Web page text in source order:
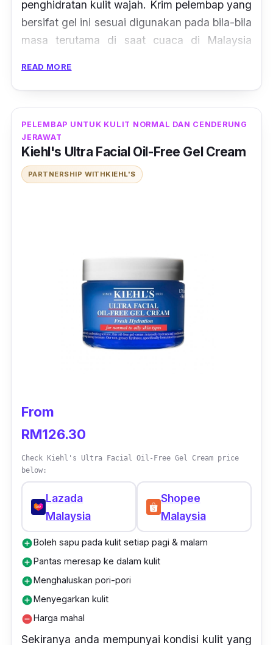
penghidratan kulit wajah. Krim pelembap yang
bersifat gel ini sesuai digunakan pada bila-bila
masa terutama di saat cuaca di Malaysia
Mengandungi bahan-bahan organik yang
sihat seperti ekstrak Cranberry, minyak zaitun
dan alga Jeju Marine, pelembap ini akan
sentiasa melindingi kulit anda dari polusi serta
radikal bebas yang berbahaya. Hebat kan?
READ MORE
PELEMBAP UNTUK KULIT NORMAL DAN CENDERUNG
JERAWAT
Kiehl's Ultra Facial Oil-Free Gel Cream
PARTNERSHIP WITHKIEHL'S
From
RM126.30
Check Kiehl's Ultra Facial Oil-Free Gel Cream price
below:
Lazada
Malaysia
Shopee
Malaysia
add_circleBoleh sapu pada kulit setiap pagi & malam
add_circlePantas meresap ke dalam kulit
add_circleMenghaluskan pori-pori
add_circleMenyegarkan kulit
remove_circleHarga mahal
Sekiranya anda mempunyai kondisi kulit yang